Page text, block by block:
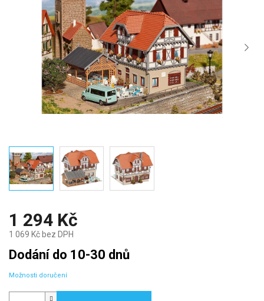
1 294 Kč
1 069 Kč bez DPH
Měrná
cena:
Dodání do 10-30 dnů
Možnosti doručení